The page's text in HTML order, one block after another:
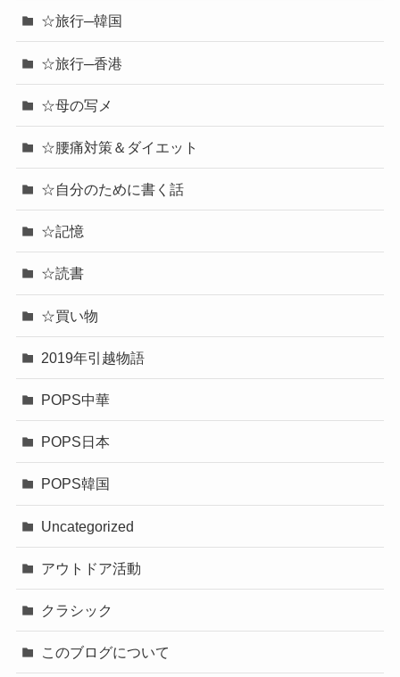
☆旅行─韓国
☆旅行─香港
☆母の写メ
☆腰痛対策＆ダイエット
☆自分のために書く話
☆記憶
☆読書
☆買い物
2019年引越物語
POPS中華
POPS日本
POPS韓国
Uncategorized
アウトドア活動
クラシック
このブログについて